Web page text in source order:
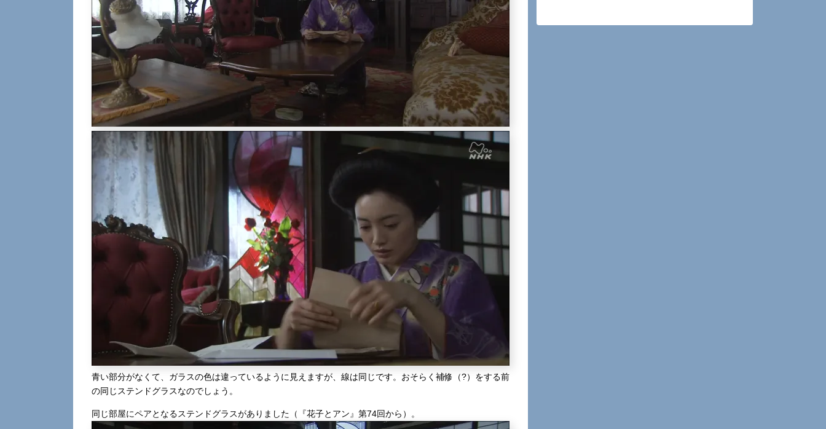
青い部分がなくて、ガラスの色は違っているように見えますが、線は同じです。おそらく補修（?）をする前
の同じステンドグラスなのでしょう。
同じ部屋にペアとなるステンドグラスがありました（『花子とアン』第74回から）。